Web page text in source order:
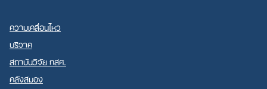
ความเคลื่อนไหว
บริจาค
สถาบันวิจัย กสศ.
คลังสมอง